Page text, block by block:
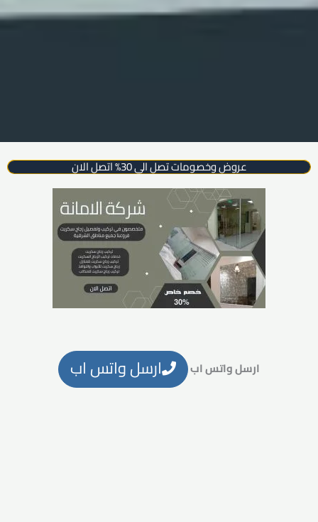
عروض وخصومات تصل الي 30% اتصل الان
ارسل واتس اب ارسل واتس اب